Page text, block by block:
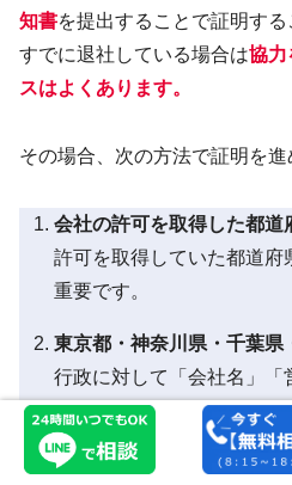
知書を提出することで証明する
すでに退社している場合は協力
スはよくあります。
その場合、次の方法で証明を
会社の許可を取得した都道
許可を取得していた都道府
重要です。
東京都・神奈川県・千葉県
行政に対して「会社名」「
代表取締役」を伝えること
いつまで許可を取得してい
もらえる場合があります。